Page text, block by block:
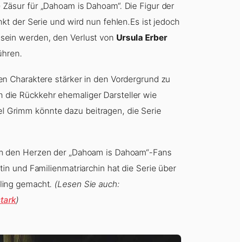
für „Dahoam is Dahoam“. Die Figur der
der Serie und wird nun fehlen.Es ist jedoch
werden, den Verlust von Ursula Erber
Charaktere stärker in den Vordergrund zu
Rückkehr ehemaliger Darsteller wie
Grimm könnte dazu beitragen, die Serie
den Herzen der „Dahoam is Dahoam“-Fans
und Familienmatriarchin hat die Serie über
gemacht. (Lesen Sie auch:
)